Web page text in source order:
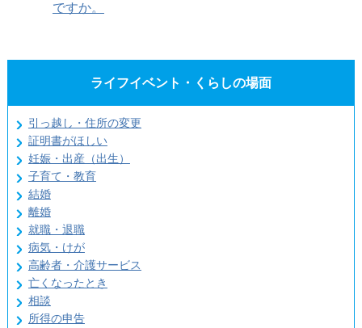
ですか。
ライフイベント・くらしの場面
引っ越し・住所の変更
証明書がほしい
妊娠・出産（出生）
子育て・教育
結婚
離婚
就職・退職
病気・けが
高齢者・介護サービス
亡くなったとき
相談
所得の申告